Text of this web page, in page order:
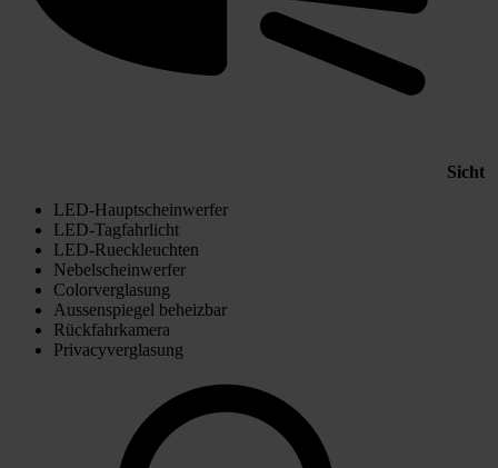
Sicht
LED-Hauptscheinwerfer
LED-Tagfahrlicht
LED-Rueckleuchten
Nebelscheinwerfer
Colorverglasung
Aussenspiegel beheizbar
Rückfahrkamera
Privacyverglasung